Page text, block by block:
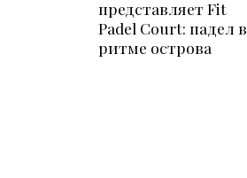
представляет Fit
Padel Court: падел в
ритме острова